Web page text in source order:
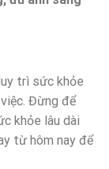
trì sức khỏe
Đừng để
khỏe lâu dài
từ hôm nay để